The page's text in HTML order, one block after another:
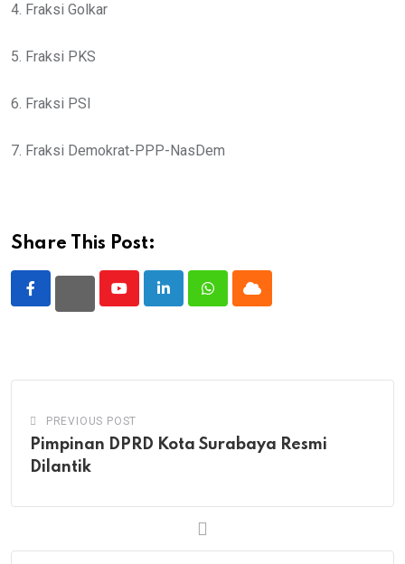
4. Fraksi Golkar
5. Fraksi PKS
6. Fraksi PSI
7. Fraksi Demokrat-PPP-NasDem
Share This Post:
YoutubeLinkedInWhatsappCloud
PREVIOUS POST
Pimpinan DPRD Kota Surabaya Resmi
Dilantik